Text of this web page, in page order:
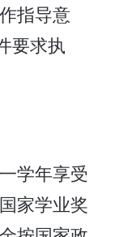
指导意
要求执
学年享受
家学业奖